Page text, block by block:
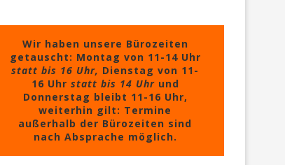
Wir haben unsere Bürozeiten
getauscht: Montag von 11-14 Uhr
statt bis 16 Uhr, Dienstag von 11-
16 Uhr statt bis 14 Uhrund
Donnerstag bleibt 11-16 Uhr,
weiterhin gilt: Termine
außerhalb der Bürozeiten sind
nach Absprache möglich.